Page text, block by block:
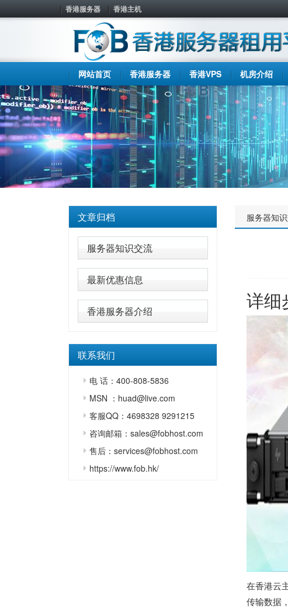
香港服务器 香港主机
网站首页 香港服务器 香港VPS 机房介绍
文章归档
服务器知识交流
最新优惠信息
香港服务器介绍
联系我们
电 话：400-808-5836
MSN ：huad@live.com
客服QQ：4698328 9291215
咨询邮箱：sales@fobhost.com
售后：services@fobhost.com
https://www.fob.hk/
服务器知
详细
在香港云
传输数据